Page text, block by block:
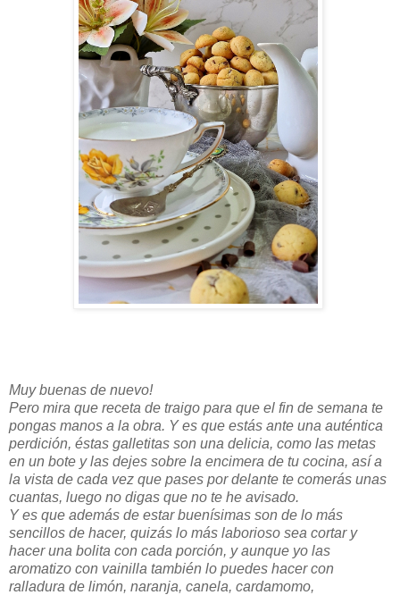
Muy buenas de nuevo!
Pero mira que receta de traigo para que el fin de semana te
pongas manos a la obra. Y es que estás ante una auténtica
perdición, éstas galletitas son una delicia, como las metas
en un bote y las dejes sobre la encimera de tu cocina, así a
la vista de cada vez que pases por delante te comerás unas
cuantas, luego no digas que no te he avisado.
Y es que además de estar buenísimas son de lo más
sencillos de hacer, quizás lo más laborioso sea cortar y
hacer una bolita con cada porción, y aunque yo las
aromatizo con vainilla también lo puedes hacer con
ralladura de limón, naranja, canela, cardamomo,